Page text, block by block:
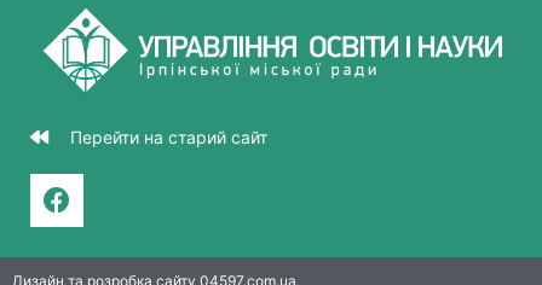
Перейти на старий сайт
Дизайн та розробка сайту 04597.com.ua